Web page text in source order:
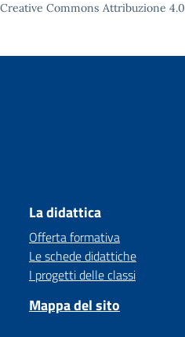
Commons Attribuzione 4.0
La didattica
Offerta formativa
Le schede didattiche
I progetti delle classi
Mappa del sito